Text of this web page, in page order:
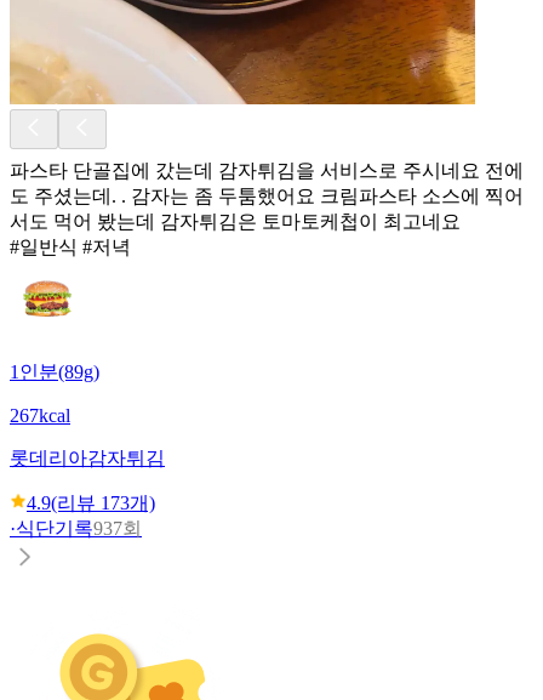
파스타 단골집에 갔는데 감자튀김을 서비스로 주시네요 전에
도 주셨는데. . 감자는 좀 두툼했어요 크림파스타 소스에 찍어
서도 먹어 봤는데 감자튀김은 토마토케첩이 최고네요
#일반식 #저녁
1인분(89g)
267kcal
롯데리아감자튀김
4.9(리뷰 173개)
·식단기록937회